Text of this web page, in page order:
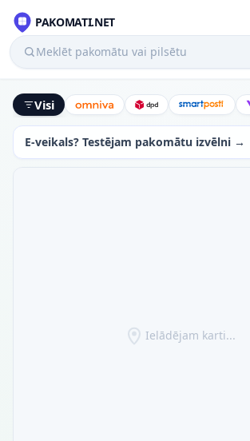
PAKOMATI.NET
Meklēt pakomātu vai pilsētu
Visi Omniva DPD
E-veikals? Testējam pakomātu izvēlni →
Ielādējam karti...